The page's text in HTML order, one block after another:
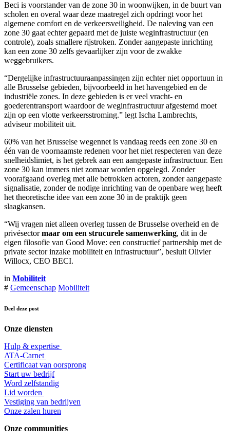
Beci is voorstander van de zone 30 in woonwijken, in de buurt van
scholen en overal waar deze maatregel zich opdringt voor het
algemene comfort en de verkeersveiligheid. De naleving van een
zone 30 gaat echter gepaard met de juiste weginfrastructuur (en
controle), zoals smallere rijstroken. Zonder aangepaste inrichting
kan een zone 30 zelfs gevaarlijker zijn voor de zwakke
weggebruikers.
“Dergelijke infrastructuuraanpassingen zijn echter niet opportuun in
alle Brusselse gebieden, bijvoorbeeld in het havengebied en de
industriële zones. In deze gebieden is er veel vracht- en
goederentransport waardoor de weginfrastructuur afgestemd moet
zijn op een vlotte verkeersstroming.” legt Ischa Lambrechts,
adviseur mobiliteit uit.
60% van het Brusselse wegennet is vandaag reeds een zone 30 en
één van de voornaamste redenen voor het niet respecteren van deze
snelheidslimiet, is het gebrek aan een aangepaste infrastructuur. Een
zone 30 kan immers niet zomaar worden opgelegd. Zonder
voorafgaand overleg met alle betrokken actoren, zonder aangepaste
signalisatie, zonder de nodige inrichting van de openbare weg heeft
het theoretische idee van een zone 30 in de praktijk geen
slaagkansen.
“Wij vragen niet alleen overleg tussen de Brusselse overheid en de
privésectormaar om een strucurele samenwerking, dit in de
eigen filosofie van Good Move: een constructief partnership met de
private sector inzake mobiliteit en infrastructuur”, besluit Olivier
Willocx, CEO BECI.
in Mobiliteit
# Gemeenschap Mobiliteit
Deel deze post
Onze diensten
Hulp & expertise
​ATA-Carnet
Certificaat van oorsprong
Start uw bedrijf
Word zelfstandig
Lid worden
​Vestiging van bedrijven
Onze zalen huren
Onze communities